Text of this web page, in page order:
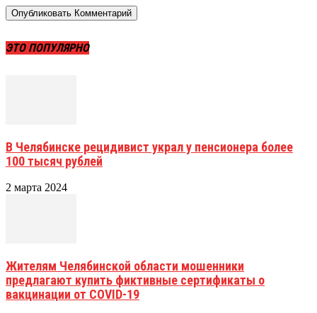
ЭТО ПОПУЛЯРНО
В Челябинске рецидивист украл у пенсионера более
100 тысяч рублей
2 марта 2024
Жителям Челябинской области мошенники
предлагают купить фиктивные сертификаты о
вакцинации от COVID-19